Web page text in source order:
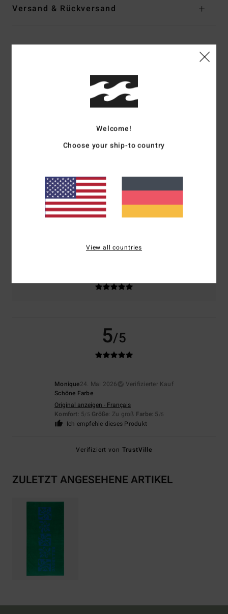
Versand & Rückversand
Durchschnittliche Bewertung
5.0
basierend auf1 verifizierten Bewertungenseit Mai 2026
Komfort
5.0
NaN
5/5
Monique24. Mai 2026
Verifizierter Kauf
Schöne Farbe
Original anzeigen - Français
Komfort: 5/5 Größe: Zu groß Farbe: 5 /5
Ich empfehle dieses Produkt
Verifiziert von TrustVille
ZULETZT ANGESEHENE ARTIKEL
Welcome!
Choose your ship-to country
View all countries